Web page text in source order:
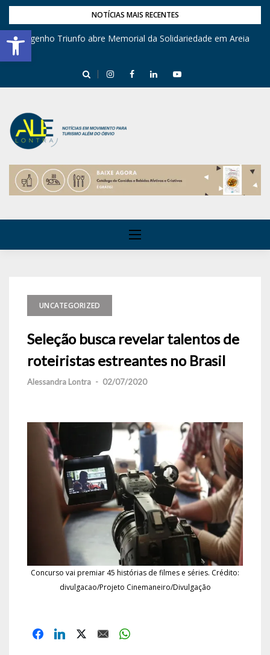
Barra de Ferramentas Aberta
NOTÍCIAS MAIS RECENTES
Engenho Triunfo abre Memorial da Solidariedade em Areia
UNCATEGORIZED
Seleção busca revelar talentos de
roteiristas estreantes no Brasil
Alessandra Lontra - 02/07/2020
Concurso vai premiar 45 histórias de filmes e séries. Crédito:
divulgacao/Projeto Cinemaneiro/Divulgação